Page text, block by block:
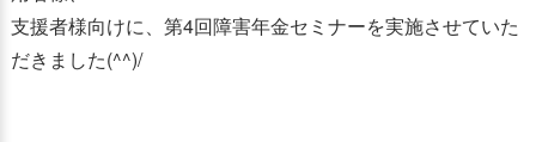
支援者様向けに、第4回障害年金セミナーを実施させていた
だきました(^^)/